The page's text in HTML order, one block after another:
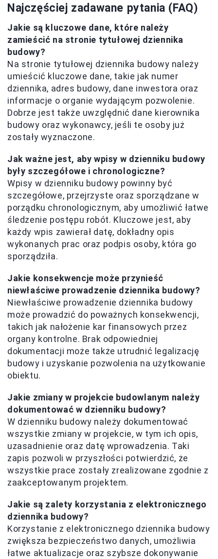
Najczęściej zadawane pytania (FAQ)
Jakie są kluczowe dane, które należy
zamieścić na stronie tytułowej dziennika
budowy?
Na stronie tytułowej dziennika budowy należy
umieścić kluczowe dane, takie jak numer
dziennika, adres budowy, dane inwestora oraz
informacje o organie wydającym pozwolenie.
Dobrze jest także uwzględnić dane kierownika
budowy oraz wykonawcy, jeśli te osoby już
zostały wyznaczone.
Jak ważne jest, aby wpisy w dzienniku budowy
były szczegółowe i chronologiczne?
Wpisy w dzienniku budowy powinny być
szczegółowe, przejrzyste oraz sporządzane w
porządku chronologicznym, aby umożliwić łatwe
śledzenie postępu robót. Kluczowe jest, aby
każdy wpis zawierał datę, dokładny opis
wykonanych prac oraz podpis osoby, która go
sporządziła.
Jakie konsekwencje może przynieść
niewłaściwe prowadzenie dziennika budowy?
Niewłaściwe prowadzenie dziennika budowy
może prowadzić do poważnych konsekwencji,
takich jak nałożenie kar finansowych przez
organy kontrolne. Brak odpowiedniej
dokumentacji może także utrudnić legalizację
budowy i uzyskanie pozwolenia na użytkowanie
obiektu.
Jakie zmiany w projekcie budowlanym należy
dokumentować w dzienniku budowy?
W dzienniku budowy należy dokumentować
wszystkie zmiany w projekcie, w tym ich opis,
uzasadnienie oraz datę wprowadzenia. Taki
zapis pozwoli w przyszłości potwierdzić, że
wszystkie prace zostały zrealizowane zgodnie z
zaakceptowanym projektem.
Jakie są zalety korzystania z elektronicznego
dziennika budowy?
Korzystanie z elektronicznego dziennika budowy
zwiększa bezpieczeństwo danych, umożliwia
łatwe aktualizacje oraz szybsze dokonywanie